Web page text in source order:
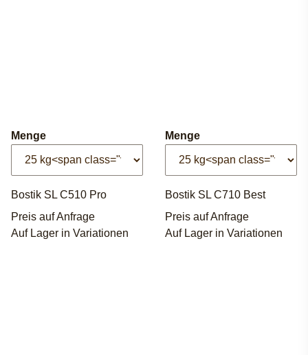
Menge
Bostik SL C510 Pro
Preis auf Anfrage
Auf Lager in Variationen
Menge
Bostik SL C710 Best
Preis auf Anfrage
Auf Lager in Variationen